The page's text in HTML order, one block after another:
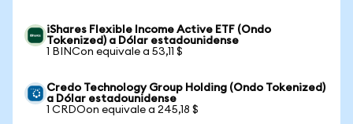
iShares Flexible Income Active ETF (Ondo
Tokenized) a Dólar estadounidense
1 BINCon equivale a 53,11 $
Credo Technology Group Holding (Ondo Tokenized)
a Dólar estadounidense
1 CRDOon equivale a 245,18 $